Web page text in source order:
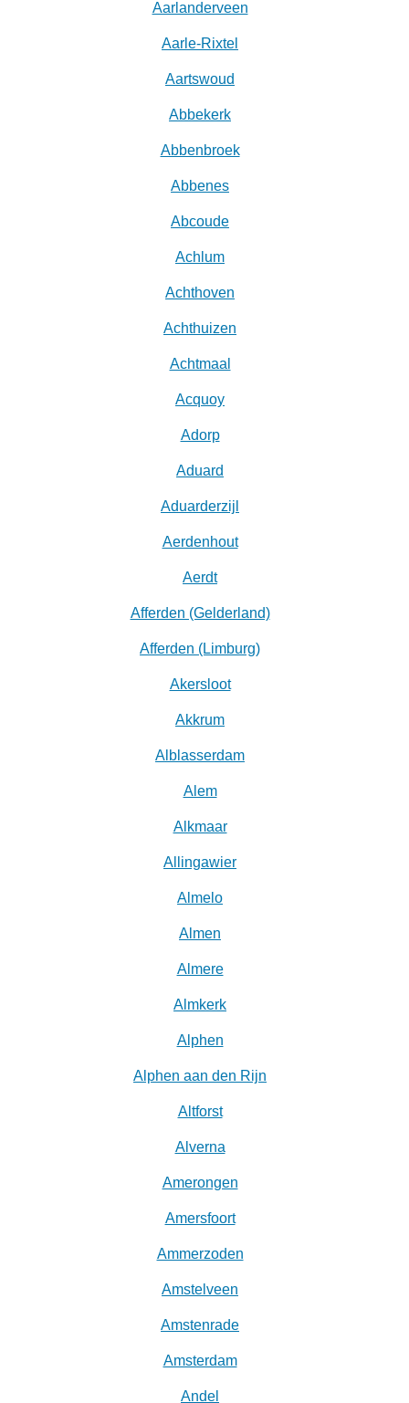
Aarlanderveen
Aarle-Rixtel
Aartswoud
Abbekerk
Abbenbroek
Abbenes
Abcoude
Achlum
Achthoven
Achthuizen
Achtmaal
Acquoy
Adorp
Aduard
Aduarderzijl
Aerdenhout
Aerdt
Afferden (Gelderland)
Afferden (Limburg)
Akersloot
Akkrum
Alblasserdam
Alem
Alkmaar
Allingawier
Almelo
Almen
Almere
Almkerk
Alphen
Alphen aan den Rijn
Altforst
Alverna
Amerongen
Amersfoort
Ammerzoden
Amstelveen
Amstenrade
Amsterdam
Andel